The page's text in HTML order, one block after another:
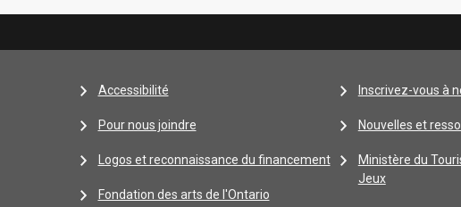
Accessibilité
Pour nous joindre
Logos et reconnaissance du financement
Fondation des arts de l'Ontario
Inscrivez-vous à
Nouvelles et
Ministère du
Jeux